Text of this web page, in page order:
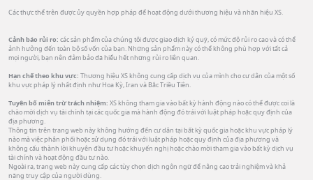
Các thực thể trên được ủy quyền hợp pháp để hoạt động dưới thương hiệu và nhãn hiệu XS.
Cảnh báo rủi ro: các sản phẩm của chúng tôi được giao dịch ký quỹ, có mức độ rủi ro cao và có thể
ảnh hưởng đến toàn bộ số vốn của bạn. Những sản phẩm này có thể không phù hợp với tất cả
mọi người, bạn nên đảm bảo đã hiểu hết những rủi ro liên quan.
Hạn chế theo khu vực: Thương hiệu XS không cung cấp dịch vụ của mình cho cư dân của một số
khu vực pháp lý nhất định như Hoa Kỳ, Iran và Bắc Triều Tiên.
Tuyên bố miễn trừ trách nhiệm: XS không tham gia vào bất kỳ hành động nào có thể được coi là
chào mời dịch vụ tài chính tại các quốc gia mà hành động đó trái với luật pháp hoặc quy định của
địa phương.
Thông tin trên trang web này không hướng đến cư dân tại bất kỳ quốc gia hoặc khu vực pháp lý
nào mà việc phân phối hoặc sử dụng đó trái với luật pháp hoặc quy định của địa phương và
không cấu thành lời khuyên đầu tư hoặc khuyến nghị hoặc chào mời tham gia vào bất kỳ dịch vụ
tài chính và hoạt động đầu tư nào.
Ngoài ra, trang web này cung cấp các tùy chọn dịch ngôn ngữ để nâng cao trải nghiệm và khả
năng truy cập của người dùng.